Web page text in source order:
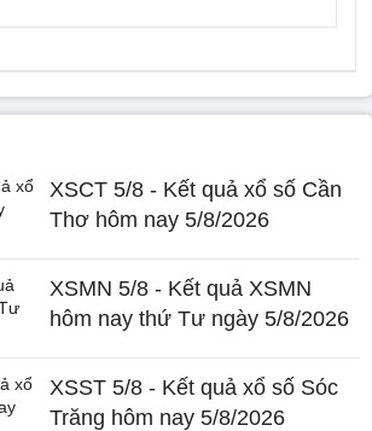
XSCT 5/8 - Kết quả xổ số Cần
Thơ hôm nay 5/8/2026
XSMN 5/8 - Kết quả XSMN
hôm nay thứ Tư ngày 5/8/2026
XSST 5/8 - Kết quả xổ số Sóc
Trăng hôm nay 5/8/2026